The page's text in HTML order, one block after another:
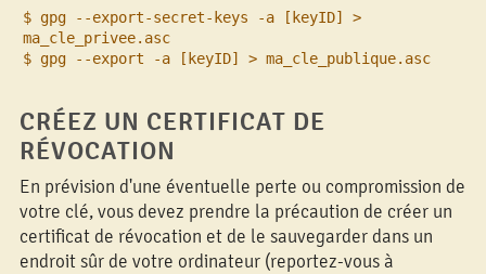
$ gpg --export-secret-keys -a [keyID] >
ma_cle_privee.asc
$ gpg --export -a [keyID] > ma_cle_publique.asc
CRÉEZ UN CERTIFICAT DE
RÉVOCATION
En prévision d'une éventuelle perte ou compromission de
votre clé, vous devez prendre la précaution de créer un
certificat de révocation et de le sauvegarder dans un
endroit sûr de votre ordinateur (reportez-vous à